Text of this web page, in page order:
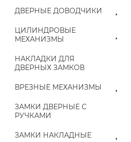
ДВЕРНЫЕ ДОВОДЧИКИ
ЦИЛИНДРОВЫЕ
МЕХАНИЗМЫ
НАКЛАДКИ ДЛЯ
ДВЕРНЫХ ЗАМКОВ
ВРЕЗНЫЕ МЕХАНИЗМЫ
ЗАМКИ ДВЕРНЫЕ С
РУЧКАМИ
ЗАМКИ НАКЛАДНЫЕ